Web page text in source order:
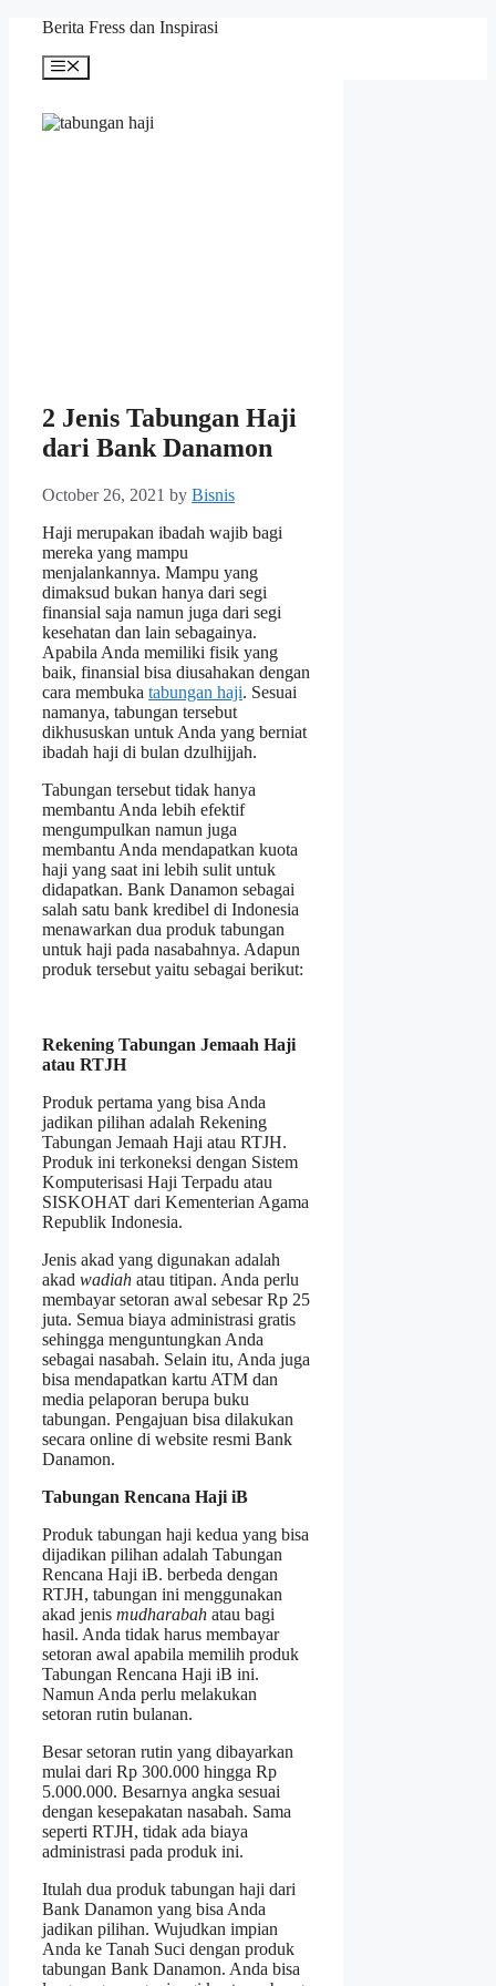
content
Berita Fress dan Inspirasi
Menu
2 Jenis Tabungan Haji
dari Bank Danamon
October 26, 2021 by Bisnis
Haji merupakan ibadah wajib bagi
mereka yang mampu
menjalankannya. Mampu yang
dimaksud bukan hanya dari segi
finansial saja namun juga dari segi
kesehatan dan lain sebagainya.
Apabila Anda memiliki fisik yang
baik, finansial bisa diusahakan dengan
cara membuka tabungan haji. Sesuai
namanya, tabungan tersebut
dikhususkan untuk Anda yang berniat
ibadah haji di bulan dzulhijjah.
Tabungan tersebut tidak hanya
membantu Anda lebih efektif
mengumpulkan namun juga
membantu Anda mendapatkan kuota
haji yang saat ini lebih sulit untuk
didapatkan. Bank Danamon sebagai
salah satu bank kredibel di Indonesia
menawarkan dua produk tabungan
untuk haji pada nasabahnya. Adapun
produk tersebut yaitu sebagai berikut:
Rekening Tabungan Jemaah Haji
atau RTJH
Produk pertama yang bisa Anda
jadikan pilihan adalah Rekening
Tabungan Jemaah Haji atau RTJH.
Produk ini terkoneksi dengan Sistem
Komputerisasi Haji Terpadu atau
SISKOHAT dari Kementerian Agama
Republik Indonesia.
Jenis akad yang digunakan adalah
akad wadiah atau titipan. Anda perlu
membayar setoran awal sebesar Rp 25
juta. Semua biaya administrasi gratis
sehingga menguntungkan Anda
sebagai nasabah. Selain itu, Anda juga
bisa mendapatkan kartu ATM dan
media pelaporan berupa buku
tabungan. Pengajuan bisa dilakukan
secara online di website resmi Bank
Danamon.
Tabungan Rencana Haji iB
Produk tabungan haji kedua yang bisa
dijadikan pilihan adalah Tabungan
Rencana Haji iB. berbeda dengan
RTJH, tabungan ini menggunakan
akad jenis mudharabah atau bagi
hasil. Anda tidak harus membayar
setoran awal apabila memilih produk
Tabungan Rencana Haji iB ini.
Namun Anda perlu melakukan
setoran rutin bulanan.
Besar setoran rutin yang dibayarkan
mulai dari Rp 300.000 hingga Rp
5.000.000. Besarnya angka sesuai
dengan kesepakatan nasabah. Sama
seperti RTJH, tidak ada biaya
administrasi pada produk ini.
Itulah dua produk tabungan haji dari
Bank Danamon yang bisa Anda
jadikan pilihan. Wujudkan impian
Anda ke Tanah Suci dengan produk
tabungan Bank Danamon. Anda bisa